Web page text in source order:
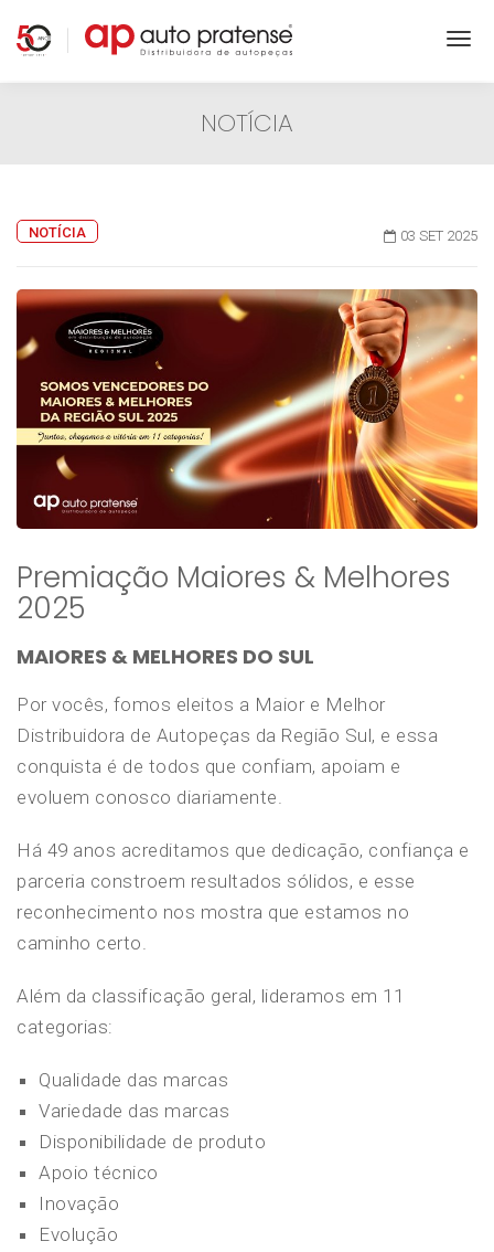
NOTÍCIA
NOTÍCIA 03 SET 2025
Premiação Maiores & Melhores
2025
MAIORES & MELHORES DO SUL
Por vocês, fomos eleitos a Maior e Melhor
Distribuidora de Autopeças da Região Sul, e essa
conquista é de todos que confiam, apoiam e
evoluem conosco diariamente.
Há 49 anos acreditamos que dedicação, confiança e
parceria constroem resultados sólidos, e esse
reconhecimento nos mostra que estamos no
caminho certo.
Além da classificação geral, lideramos em 11
categorias:
Qualidade das marcas
Variedade das marcas
Disponibilidade de produto
Apoio técnico
Inovação
Evolução